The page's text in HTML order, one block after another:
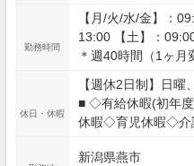
勤務時間
【月/火/水/金】：
13:00 【土】：
＊週40時間（1ヶ
休日・休暇
【週休2日制】日
■ ◇有給休暇(初年
休暇◇育児休暇◇介
新潟県燕市